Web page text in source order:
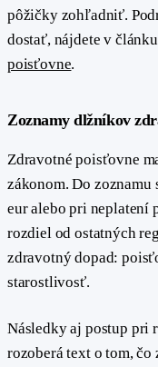
pôžičky zohľadniť.
dostať, nájdete v
poisťovne.
Zoznamy dlžníkov
Zdravotné poisťovne
zákonom. Do zoznamu
eur alebo pri neplatení
rozdiel od ostatných
zdravotný dopad:
starostlivosť.
Následky aj postup pri
rozoberá text o tom, čo